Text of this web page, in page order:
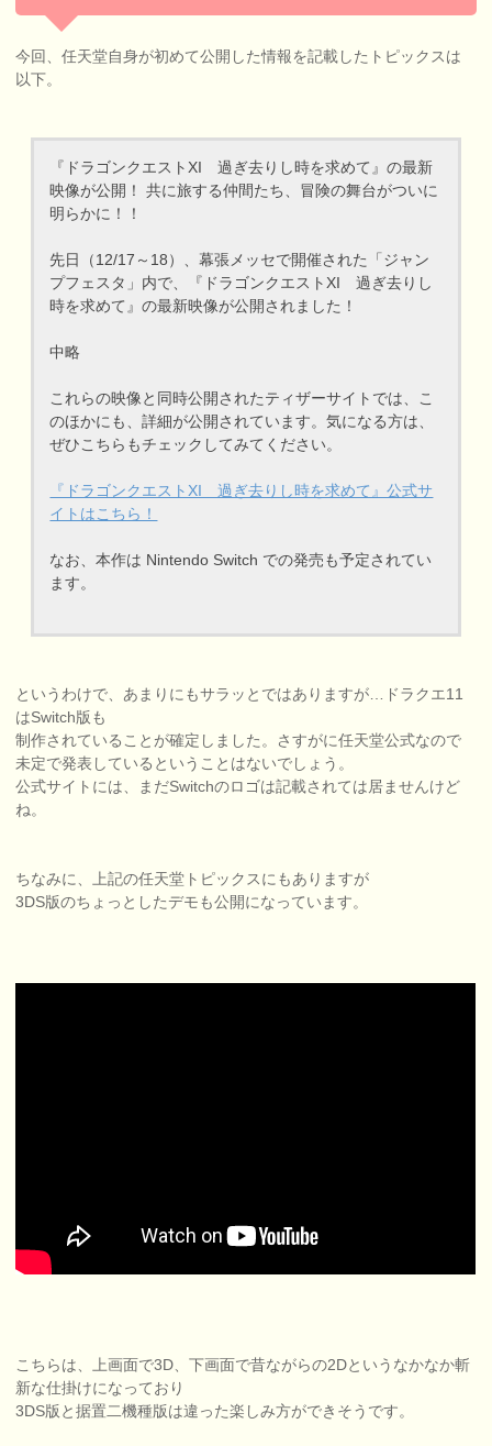
今回、任天堂自身が初めて公開した情報を記載したトピックスは
以下。
『ドラゴンクエストXI 過ぎ去りし時を求めて』の最新
映像が公開！ 共に旅する仲間たち、冒険の舞台がついに
明らかに！！
先日（12/17～18）、幕張メッセで開催された「ジャン
プフェスタ」内で、『ドラゴンクエストXI 過ぎ去りし
時を求めて』の最新映像が公開されました！
中略
これらの映像と同時公開されたティザーサイトでは、こ
のほかにも、詳細が公開されています。気になる方は、
ぜひこちらもチェックしてみてください。
『ドラゴンクエストXI 過ぎ去りし時を求めて』公式サ
イトはこちら！
なお、本作は Nintendo Switch での発売も予定されてい
ます。
というわけで、あまりにもサラッとではありますが…ドラクエ11
はSwitch版も
制作されていることが確定しました。さすがに任天堂公式なので
未定で発表しているということはないでしょう。
公式サイトには、まだSwitchのロゴは記載されては居ませんけど
ね。
ちなみに、上記の任天堂トピックスにもありますが
3DS版のちょっとしたデモも公開になっています。
こちらは、上画面で3D、下画面で昔ながらの2Dというなかなか斬
新な仕掛けになっており
3DS版と据置二機種版は違った楽しみ方ができそうです。